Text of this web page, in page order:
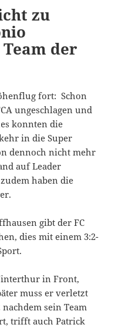
zu
der
fort: Schon
ungeschlagen und
konnten die
in die Super
dennoch nicht mehr
auf Leader
haben die
gibt der FC
dies mit einem 3:2-
in Front,
muss er verletzt
sein Team
trifft auch Patrick